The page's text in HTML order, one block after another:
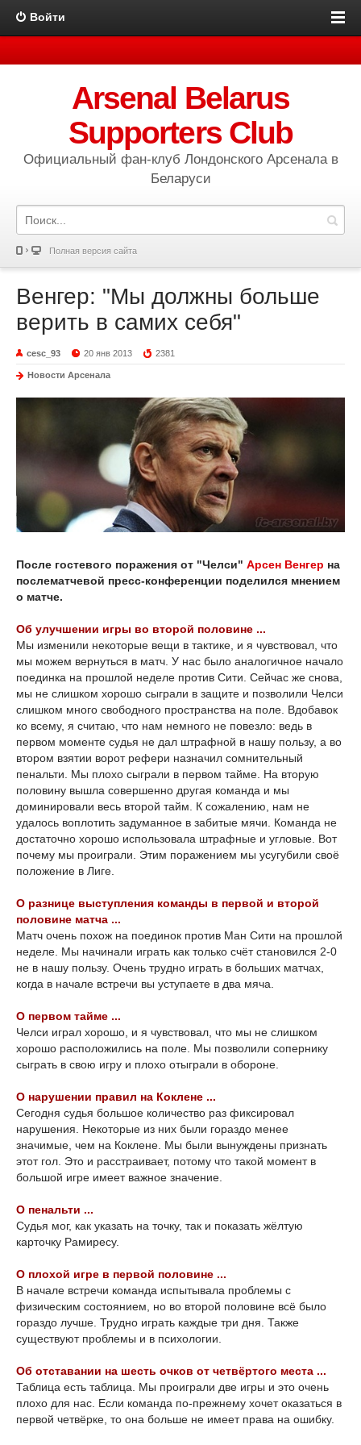
Войти
Arsenal Belarus
Supporters Club
Официальный фан-клуб Лондонского Арсенала в
Беларуси
Полная версия сайта
Венгер: "Мы должны больше
верить в самих себя"
cesc_93 20 янв 2013 2381
Новости Арсенала
После гостевого поражения от "Челси" Арсен Венгер на
послематчевой пресс-конференции поделился мнением
о матче.
Об улучшении игры во второй половине ...
Мы изменили некоторые вещи в тактике, и я чувствовал, что
мы можем вернуться в матч. У нас было аналогичное начало
поединка на прошлой неделе против Сити. Сейчас же снова,
мы не слишком хорошо сыграли в защите и позволили Челси
слишком много свободного пространства на поле. Вдобавок
ко всему, я считаю, что нам немного не повезло: ведь в
первом моменте судья не дал штрафной в нашу пользу, а во
втором взятии ворот рефери назначил сомнительный
пенальти. Мы плохо сыграли в первом тайме. На вторую
половину вышла совершенно другая команда и мы
доминировали весь второй тайм. К сожалению, нам не
удалось воплотить задуманное в забитые мячи. Команда не
достаточно хорошо использовала штрафные и угловые. Вот
почему мы проиграли. Этим поражением мы усугубили своё
положение в Лиге.
О разнице выступления команды в первой и второй
половине матча ...
Матч очень похож на поединок против Ман Сити на прошлой
неделе. Мы начинали играть как только счёт становился 2-0
не в нашу пользу. Очень трудно играть в больших матчах,
когда в начале встречи вы уступаете в два мяча.
О первом тайме ...
Челси играл хорошо, и я чувствовал, что мы не слишком
хорошо расположились на поле. Мы позволили сопернику
сыграть в свою игру и плохо отыграли в обороне.
О нарушении правил на Коклене ...
Сегодня судья большое количество раз фиксировал
нарушения. Некоторые из них были гораздо менее
значимые, чем на Коклене. Мы были вынуждены признать
этот гол. Это и расстраивает, потому что такой момент в
большой игре имеет важное значение.
О пенальти ...
Судья мог, как указать на точку, так и показать жёлтую
карточку Рамиресу.
О плохой игре в первой половине ...
В начале встречи команда испытывала проблемы с
физическим состоянием, но во второй половине всё было
гораздо лучше. Трудно играть каждые три дня. Также
существуют проблемы и в психологии.
Об отставании на шесть очков от четвёртого места ...
Таблица есть таблица. Мы проиграли две игры и это очень
плохо для нас. Если команда по-прежнему хочет оказаться в
первой четвёрке, то она больше не имеет права на ошибку.